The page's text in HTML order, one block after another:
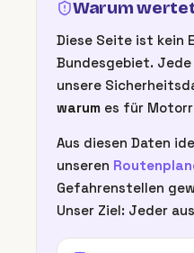
Warum
Diese Seite ist kein
Bundesgebiet.
unsere
warum es für
Aus diesen Daten
unseren
Gefahrenstellen
Unser Ziel: Jeder